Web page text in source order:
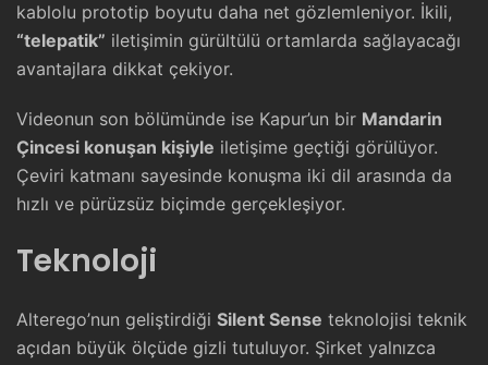
kablolu prototip boyutu daha net gözlemleniyor. İkili,
“telepatik” iletişimin gürültülü ortamlarda sağlayacağı
avantajlara dikkat çekiyor.
Videonun son bölümünde ise Kapur’un bir Mandarin
Çincesi konuşan kişiyle iletişime geçtiği görülüyor.
Çeviri katmanı sayesinde konuşma iki dil arasında da
hızlı ve pürüzsüz biçimde gerçekleşiyor.
Teknoloji
Alterego’nun geliştirdiği Silent Sense teknolojisi teknik
açıdan büyük ölçüde gizli tutuluyor. Şirket yalnızca